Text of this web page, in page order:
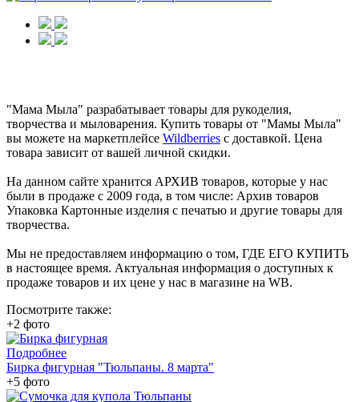
"Мама Мыла" разрабатывает товары для рукоделия,
творчества и мыловарения. Купить товары от "Мамы Мыла"
вы можете на маркетплейсе Wildberries с доставкой. Цена
товара зависит от вашей личной скидки.
На данном сайте хранится АРХИВ товаров, которые у нас
были в продаже с 2009 года, в том числе: Архив товаров
Упаковка Картонные изделия с печатью и другие товары для
творчества.
Мы не предоставляем информацию о том, ГДЕ ЕГО КУПИТЬ
в настоящее время. Актуальная информация о доступных к
продаже товаров и их цене у нас в магазине на WB.
Посмотрите также:
+2 фото
Подробнее
Бирка фигурная "Тюльпаны. 8 марта"
+5 фото